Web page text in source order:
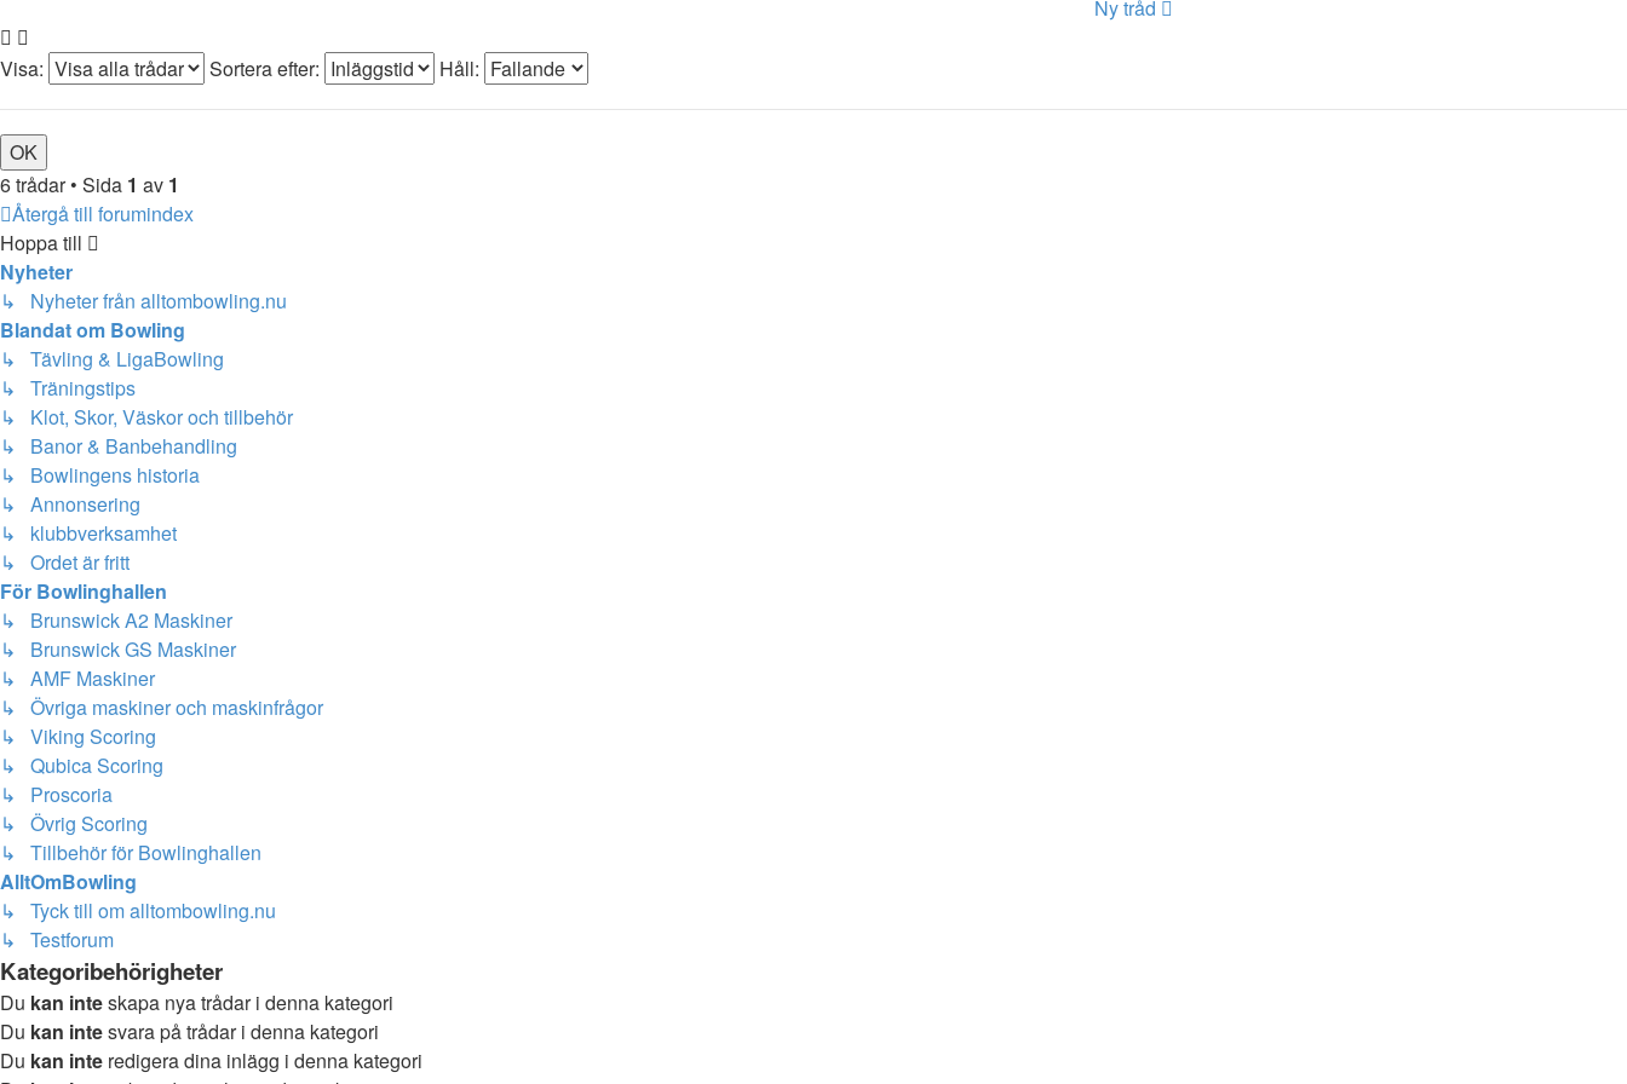
Ny tråd
Visa: Sortera efter: Håll:
6 trådar • Sida 1 av 1
Återgå till forumindex
Hoppa till
Nyheter
↳ Nyheter från alltombowling.nu
Blandat om Bowling
↳ Tävling & LigaBowling
↳ Träningstips
↳ Klot, Skor, Väskor och tillbehör
↳ Banor & Banbehandling
↳ Bowlingens historia
↳ Annonsering
↳ klubbverksamhet
↳ Ordet är fritt
För Bowlinghallen
↳ Brunswick A2 Maskiner
↳ Brunswick GS Maskiner
↳ AMF Maskiner
↳ Övriga maskiner och maskinfrågor
↳ Viking Scoring
↳ Qubica Scoring
↳ Proscoria
↳ Övrig Scoring
↳ Tillbehör för Bowlinghallen
AlltOmBowling
↳ Tyck till om alltombowling.nu
↳ Testforum
Kategoribehörigheter
Du kan inteskapa nya trådar i denna kategori
Du kan intesvara på trådar i denna kategori
Du kan inte redigera dina inlägg i denna kategori